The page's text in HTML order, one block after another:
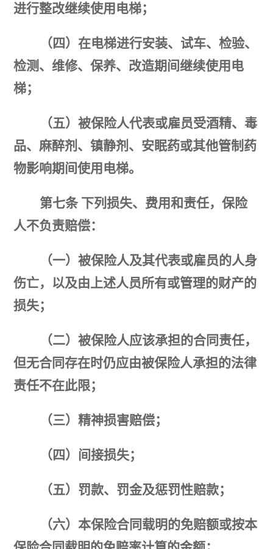
进行整改继续使用电梯；
（四）在电梯进行安装、试车、检验、
检测、维修、保养、改造期间继续使用电
梯；
（五）被保险人代表或雇员受酒精、毒
品、麻醉剂、镇静剂、安眠药或其他管制药
物影响期间使用电梯。
第七条 下列损失、费用和责任，保险
人不负责赔偿：
（一）被保险人及其代表或雇员的人身
伤亡，以及由上述人员所有或管理的财产的
损失；
（二）被保险人应该承担的合同责任，
但无合同存在时仍应由被保险人承担的法律
责任不在此限；
（三）精神损害赔偿；
（四）间接损失；
（五）罚款、罚金及惩罚性赔款；
（六）本保险合同载明的免赔额或按本